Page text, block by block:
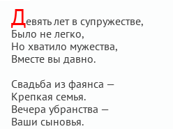
Девять лет в супружестве,
Было не легко,
Но хватило мужества,
Вместе вы давно.
Свадьба из фаянса —
Крепкая семья.
Вечера убранства —
Ваши сыновья.